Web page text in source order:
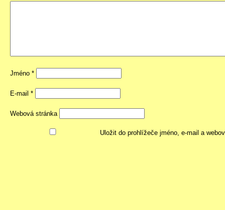
Jméno *
E-mail *
Webová stránka
Uložit do prohlížeče jméno, e-mail a